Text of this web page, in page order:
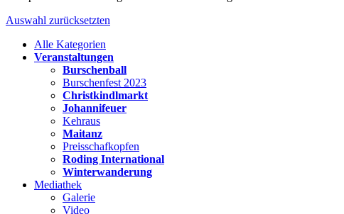
Auswahl zurücksetzten
Alle Kategorien
Veranstaltungen
Burschenball
Burschenfest 2023
Christkindlmarkt
Johannifeuer
Kehraus
Maitanz
Preisschafkopfen
Roding International
Winterwanderung
Mediathek
Galerie
Video